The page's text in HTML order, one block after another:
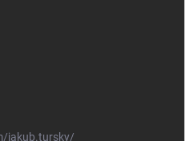
jakub.tursky/